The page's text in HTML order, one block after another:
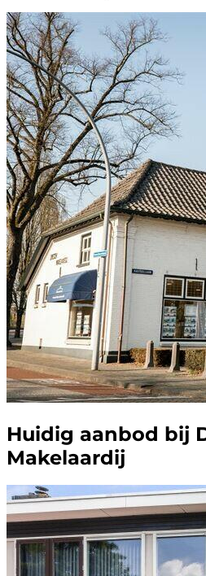
Huidig aanbod bij
Makelaardij